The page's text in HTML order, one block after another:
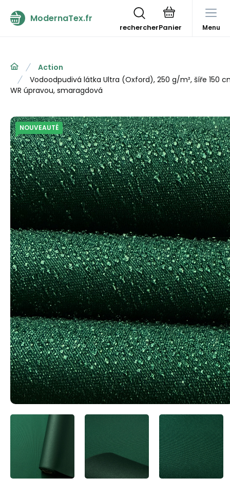
ModernaTex.fr
rechercher Menu
Action
Vodoodpudivá látka Ultra (Oxford), 250 g/m², šíře 150
WR úpravou, smaragdová
NOUVEAUTÉ